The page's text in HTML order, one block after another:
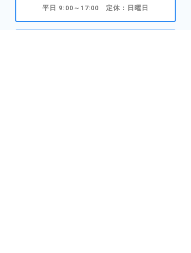
平日 9:00～17:00 定休：日曜日